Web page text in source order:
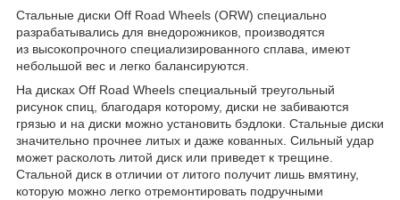
Стальные диски Off Road Wheels (ORW) специально
разрабатывались для внедорожников, производятся
из высокопрочного специализированного сплава, имеют
небольшой вес и легко балансируются.
На дисках Off Road Wheels специальный треугольный
рисунок спиц, благодаря которому, диски не забиваются
грязью и на диски можно установить бэдлоки. Стальные диски
значительно прочнее литых и даже кованных. Сильный удар
может расколоть литой диск или приведет к трещине.
Стальной диск в отличии от литого получит лишь вмятину,
которую можно легко отремонтировать подручными